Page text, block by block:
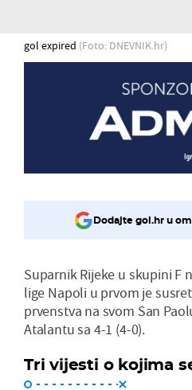
gol expired (Foto: DNEVNIK.hr)
Dodajte gol.hr u
Suparnik Rijeke u skupini F
lige Napoli u prvom je
prvenstva na svom San
Atalantu sa 4-1 (4-0).
Tri vijesti o kojima